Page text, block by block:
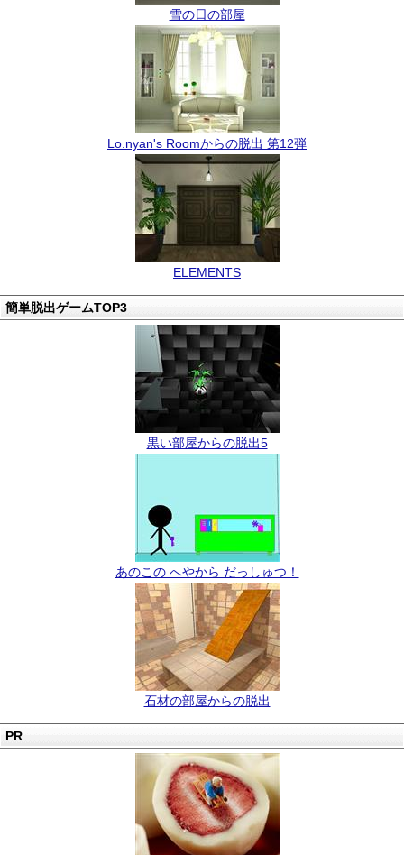
雪の日の部屋
Lo.nyan's Roomからの脱出 第12弾
ELEMENTS
簡単脱出ゲームTOP3
黒い部屋からの脱出5
あのこの へやから だっしゅつ！
石材の部屋からの脱出
PR